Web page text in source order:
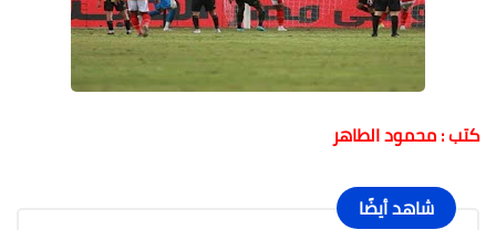
كتب : محمود الطاهر
شاهد أيضًا